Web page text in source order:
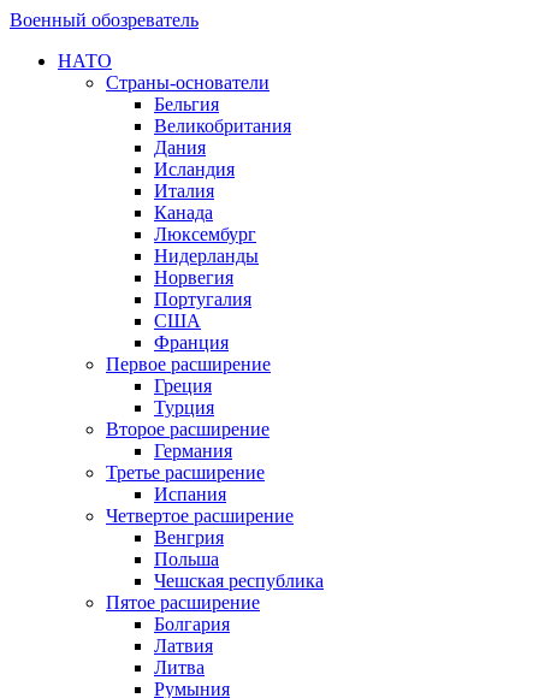
Военный обозреватель
НАТО
Страны-основатели
Бельгия
Великобритания
Дания
Исландия
Италия
Канада
Люксембург
Нидерланды
Норвегия
Португалия
США
Франция
Первое расширение
Греция
Турция
Второе расширение
Германия
Третье расширение
Испания
Четвертое расширение
Венгрия
Польша
Чешская республика
Пятое расширение
Болгария
Латвия
Литва
Румыния